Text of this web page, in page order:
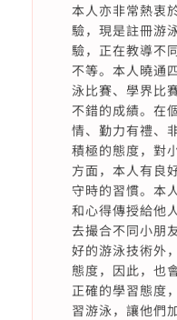
本人亦非常熱衷
驗，現是註冊游
驗，正在教導不
不等。本人曉通
泳比賽、學界比
不錯的成績。在
情、勤力有禮、
積極的態度，對
方面，本人有良
守時的習慣。本
和心得傳授給他
去撮合不同小朋
好的游泳技術外
態度，因此，也
正確的學習態度
習游泳，讓他們